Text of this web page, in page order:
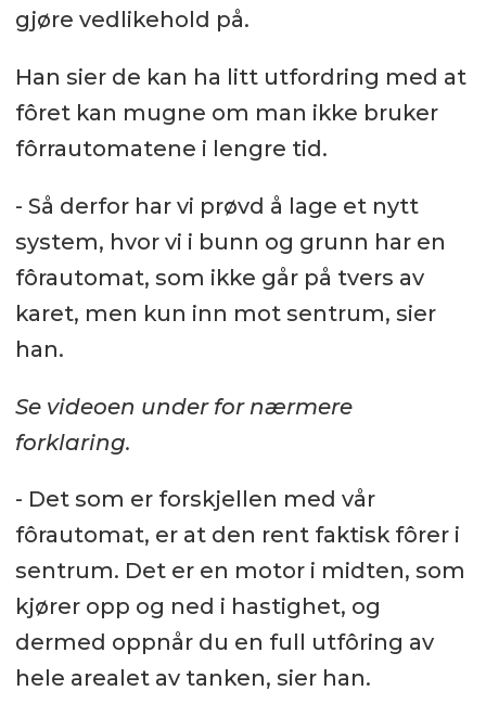
gjøre vedlikehold på.
Han sier de kan ha litt utfordring med at
fôret kan mugne om man ikke bruker
fôrrautomatene i lengre tid.
- Så derfor har vi prøvd å lage et nytt
system, hvor vi i bunn og grunn har en
fôrautomat, som ikke går på tvers av
karet, men kun inn mot sentrum, sier
han.
Se videoen under for nærmere
forklaring.
- Det som er forskjellen med vår
fôrautomat, er at den rent faktisk fôrer i
sentrum. Det er en motor i midten, som
kjører opp og ned i hastighet, og
dermed oppnår du en full utfôring av
hele arealet av tanken, sier han.